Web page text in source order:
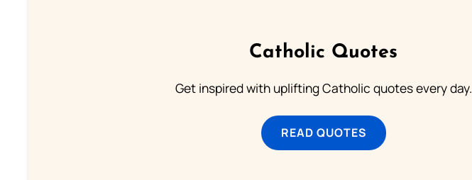
Catholic Quotes
Get inspired with uplifting Catholic quotes every day.
READ QUOTES